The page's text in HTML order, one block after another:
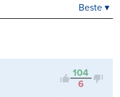
Kontrovers
Beste ▾
104
6